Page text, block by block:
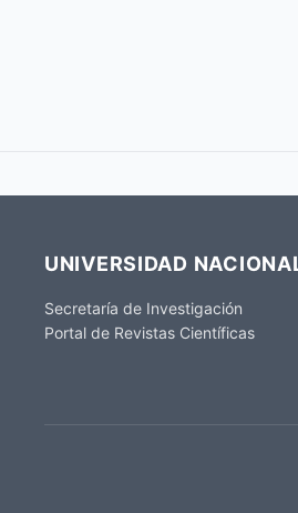
UNIVERSIDAD
Secretaría de Investigación
Portal de Revistas Científicas